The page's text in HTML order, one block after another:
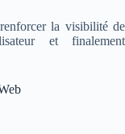
la visibilité de
et finalement